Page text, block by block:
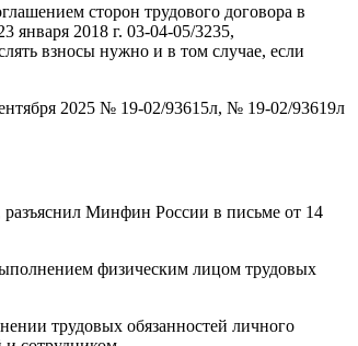
сторон трудового договора в
2018 г. 03-04-05/3235,
взносы нужно и в том случае, если
2025 № 19-02/93615л, № 19-02/93619л
Минфин России в письме от 14
физическим лицом трудовых
трудовых обязанностей личного